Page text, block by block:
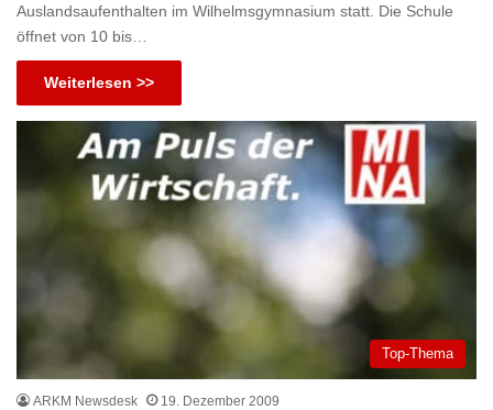
Auslandsaufenthalten im Wilhelmsgymnasium statt. Die Schule
öffnet von 10 bis…
Weiterlesen >>
Top-Thema
ARKM Newsdesk 19. Dezember 2009